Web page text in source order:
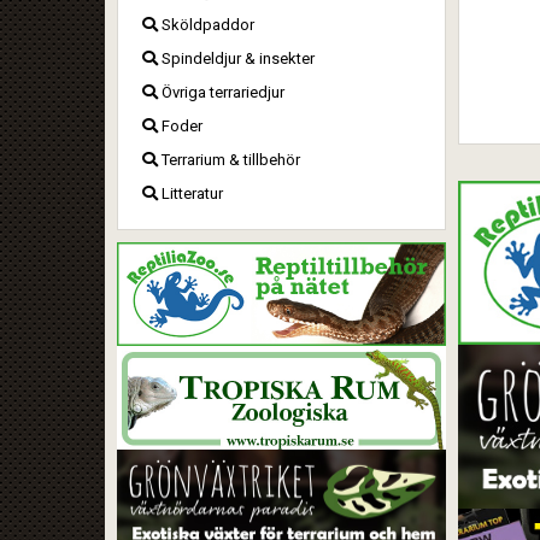
Sköldpaddor
Spindeldjur & insekter
Övriga terrariedjur
Foder
Terrarium & tillbehör
Litteratur